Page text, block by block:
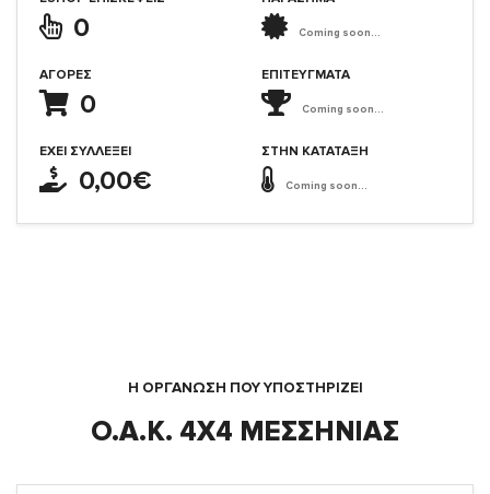
0
ΑΓΟΡΈΣ
0
ΈΧΕΙ ΣΥΛΛΈΞΕΙ
0,00€
Coming soon...
ΕΠΙΤΕΎΓΜΑΤΑ
Coming soon...
ΣΤΗΝ ΚΑΤΆΤΑΞΗ
Coming soon...
Η ΟΡΓΆΝΩΣΗ ΠΟΥ ΥΠΟΣΤΗΡΙΖΕΙ
Ο.Α.Κ. 4Χ4 ΜΕΣΣΗΝΙΑΣ